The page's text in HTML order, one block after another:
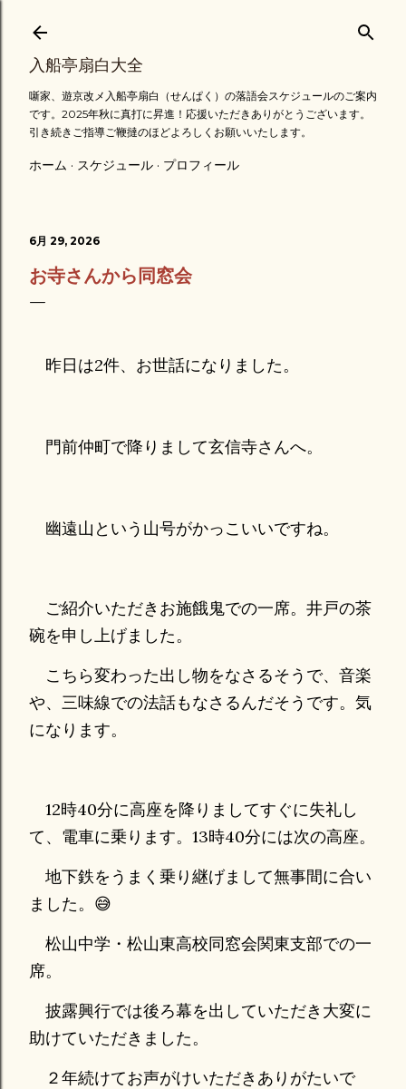
スキップしてメイン コンテンツに移動
入船亭扇白大全
噺家、遊京改メ入船亭扇白（せんぱく）の落語会スケジュールのご案内
です。2025年秋に真打に昇進！応援いただきありがとうございます。
引き続きご指導ご鞭撻のほどよろしくお願いいたします。
ホーム スケジュール プロフィール
6月 29, 2026
お寺さんから同窓会
昨日は2件、お世話になりました。
門前仲町で降りまして玄信寺さんへ。
幽遠山という山号がかっこいいですね。
ご紹介いただきお施餓鬼での一席。井戸の茶
碗を申し上げました。
こちら変わった出し物をなさるそうで、音楽
や、三味線での法話もなさるんだそうです。気
になります。
12時40分に高座を降りましてすぐに失礼し
て、電車に乗ります。13時40分には次の高座。
地下鉄をうまく乗り継げまして無事間に合い
ました。😅
松山中学・松山東高校同窓会関東支部での一
席。
披露興行では後ろ幕を出していただき大変に
助けていただきました。
２年続けてお声がけいただきありがたいで